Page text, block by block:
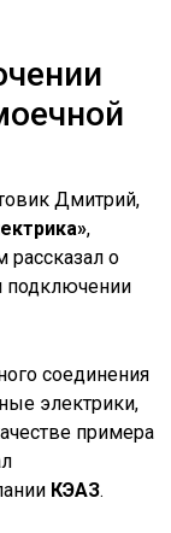
Дмитрий,
,
рассказал о
подключении
соединения
электрики,
примера
КЭАЗ.